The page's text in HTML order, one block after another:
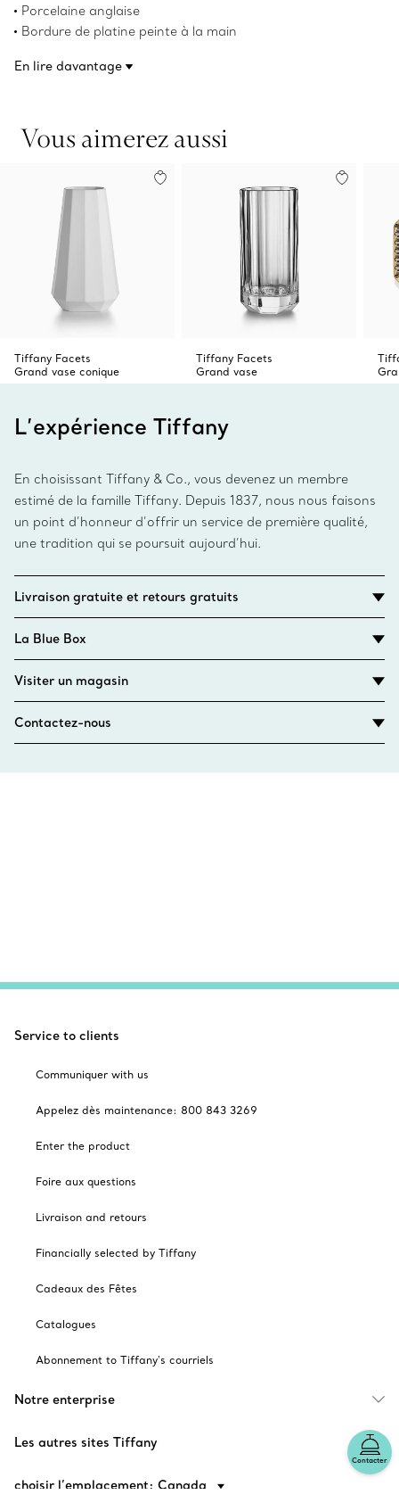
poche est orné d’une bordure de platine peinte à la main
et d’une interprétation géométrique du motif de
Porcelaine anglaise
Bordure de platine peinte à la main
(6,8 po x 8,4 po)
En lire davantage
Vous aimerez aussi
Tiffany Facets
Grand vase conique
Tiffany Facets
Grand vase
L’expérience Tiffany
En choisissant Tiffany & Co., vous devenez un membre
estimé de la famille Tiffany. Depuis 1837, nous nous faisons
un point d’honneur d’offrir un service de première qualité,
une tradition qui se poursuit aujourd’hui.
Livraison gratuite et retours gratuits
La Blue Box
Visiter un magasin
Contactez-nous
Contacter
Service to clients
Communiquer with us
Appelez dès maintenance: 800 843 3269
Enter the product
Foire aux questions
Livraison and retours
Financially selected by Tiffany
Cadeaux des Fêtes
Catalogues
Abonnement to Tiffany's courriels
Notre enterprise
Les autres sites Tiffany
choisir l’emplacement: Canada